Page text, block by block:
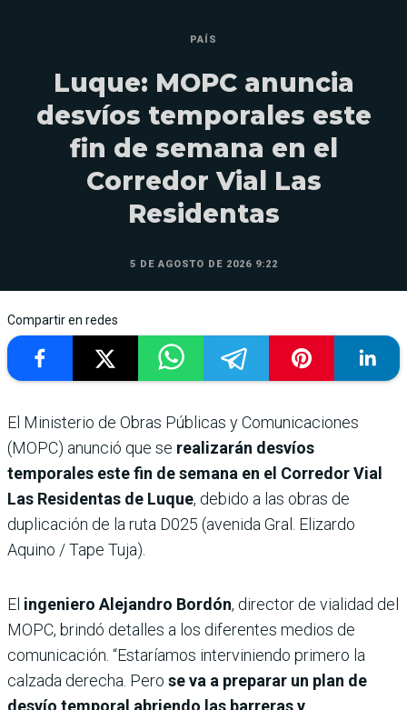
PAÍS
Luque: MOPC anuncia
desvíos temporales este
fin de semana en el
Corredor Vial Las
Residentas
5 DE AGOSTO DE 2026 9:22
Compartir en redes
El Ministerio de Obras Públicas y Comunicaciones
(MOPC) anunció que se realizarán desvíos
temporales este fin de semana en el Corredor Vial
Las Residentas de Luque, debido a las obras de
duplicación de la ruta D025 (avenida Gral. Elizardo
Aquino / Tape Tuja).
El ingeniero Alejandro Bordón, director de vialidad del
MOPC, brindó detalles a los diferentes medios de
comunicación. “Estaríamos interviniendo primero la
calzada derecha. Pero se va a preparar un plan de
desvío temporal abriendo las barreras y